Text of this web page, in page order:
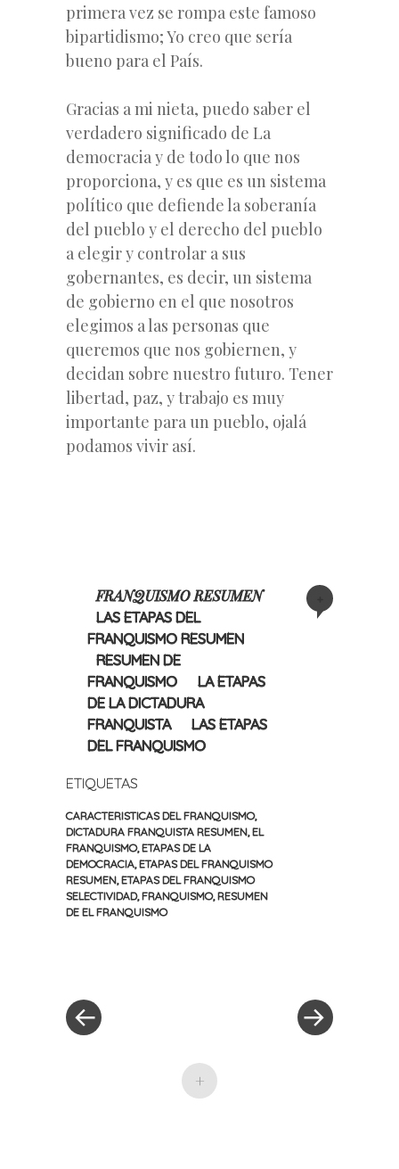
primera vez se rompa este famoso
bipartidismo; Yo creo que sería
bueno para el País.
Gracias a mi nieta, puedo saber el
verdadero significado de La
democracia y de todo lo que nos
proporciona, y es que es un sistema
político que defiende la soberanía
del pueblo y el derecho del pueblo
a elegir y controlar a sus
gobernantes, es decir, un sistema
de gobierno en el que nosotros
elegimos a las personas que
queremos que nos gobiernen, y
decidan sobre nuestro futuro. Tener
libertad, paz, y trabajo es muy
importante para un pueblo, ojalá
podamos vivir así.
FRANQUISMO RESUMEN
LAS ETAPAS DEL
FRANQUISMO RESUMEN
RESUMEN DE
FRANQUISMO
LA ETAPAS
DE LA DICTADURA
FRANQUISTA
LAS ETAPAS
DEL FRANQUISMO
ETIQUETAS
CARACTERISTICAS DEL FRANQUISMO,
DICTADURA FRANQUISTA RESUMEN EL
FRANQUISMO, ETAPAS DE LA
DEMOCRACIA ETAPAS DEL FRANQUISMO
RESUMEN ETAPAS DEL FRANQUISMO
SELECTIVIDAD, FRANQUISMO, RESUMEN
DE EL FRANQUISMO
entradas
+